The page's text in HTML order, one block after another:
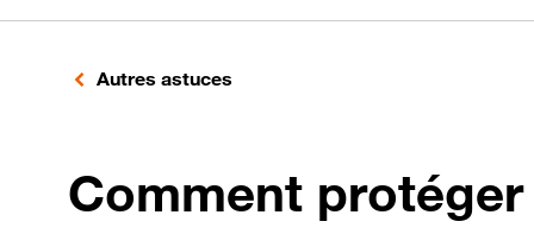
Autres astuces
Comment